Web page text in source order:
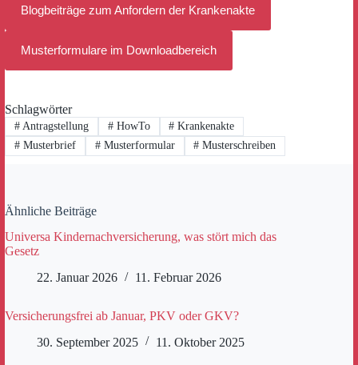
Blogbeiträge zum Anfordern der Krankenakte
Musterformulare im Downloadbereich
Schlagwörter
#Antragstellung #HowTo # Krankenakte
#Musterbrief #Musterformular # Musterschreiben
Ähnliche Beiträge
Universa Kindernachversicherung, was stört mich das
Gesetz
22. Januar 2026
11. Februar 2026
Versicherungsfrei ab Januar, PKV oder GKV?
30. September 2025
11. Oktober 2025